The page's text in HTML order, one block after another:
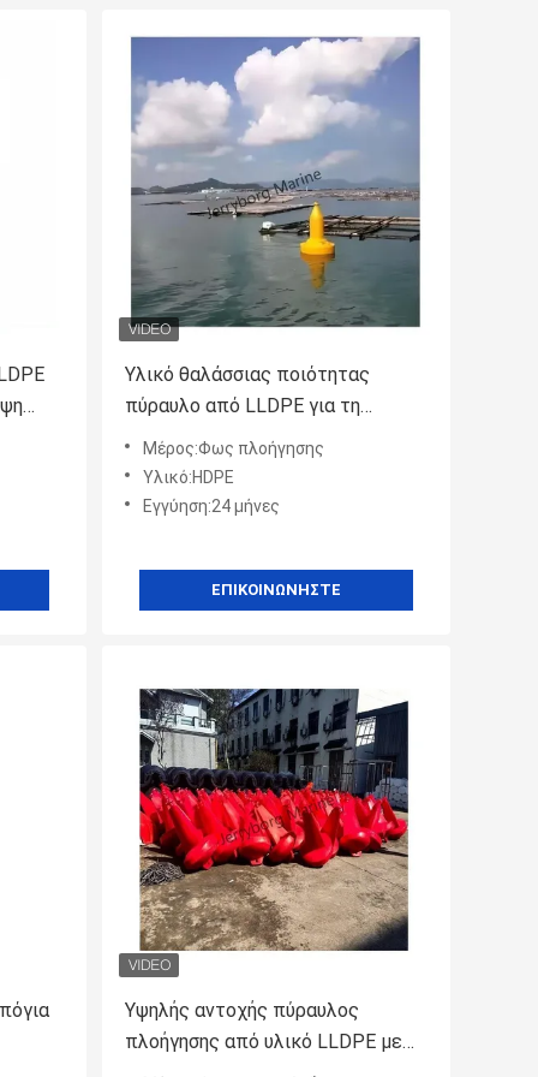
Υλικό θαλάσσιας ποιότητας
πύραυλο από LLDPE για τη
ναυσιπλοΐα με συστήματα
πύραυλων και φάρων
Μέρος:Φως πλοήγησης
Υλικό:HDPE
Εγγύηση:24 μήνες
ΕΠΙΚΟΙΝΩΝΉΣΤΕ
Υψηλής αντοχής πύραυλος
πλοήγησης από υλικό LLDPE με